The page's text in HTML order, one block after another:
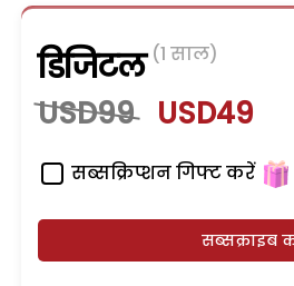
डिजिटल (1 साल)
USD99 USD49
सब्सक्रिप्शन गिफ्ट करें
सब्सक्राइब